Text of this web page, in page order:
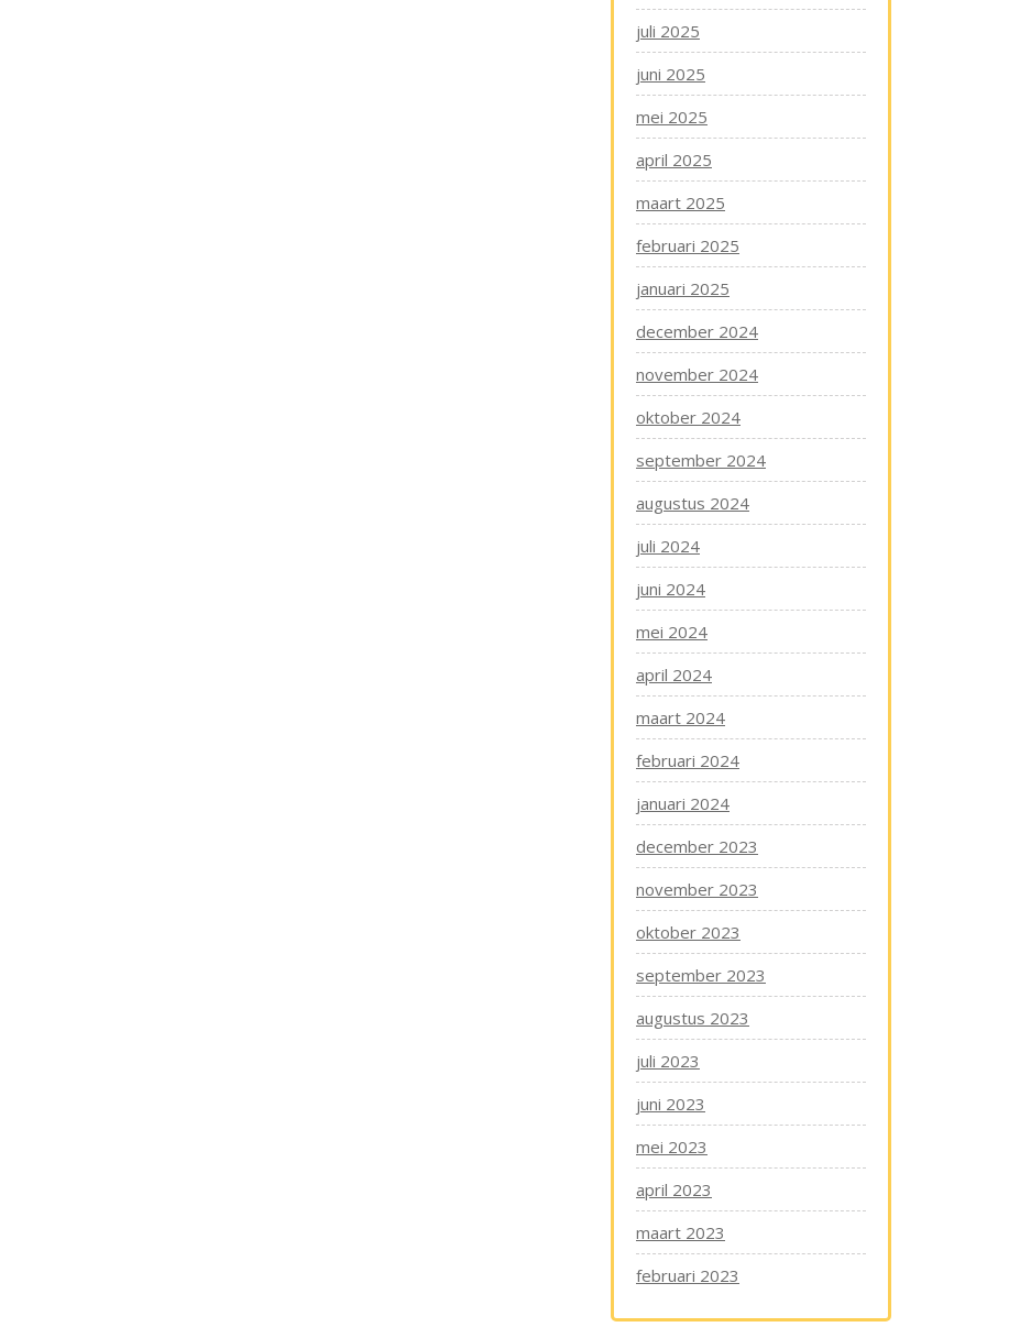
juli 2025
juni 2025
mei 2025
april 2025
maart 2025
februari 2025
januari 2025
december 2024
november 2024
oktober 2024
september 2024
augustus 2024
juli 2024
juni 2024
mei 2024
april 2024
maart 2024
februari 2024
januari 2024
december 2023
november 2023
oktober 2023
september 2023
augustus 2023
juli 2023
juni 2023
mei 2023
april 2023
maart 2023
februari 2023